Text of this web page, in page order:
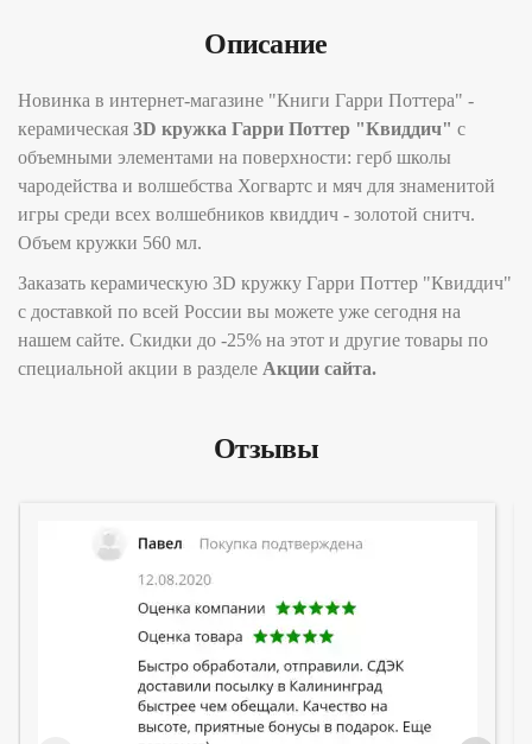
Описание
Новинка в интернет-магазине "Книги Гарри Поттера" -
керамическая 3D кружка Гарри Поттер "Квиддич" с
объемными элементами на поверхности: герб школы
чародейства и волшебства Хогвартс и мяч для знаменитой
игры среди всех волшебников квиддич - золотой снитч.
Объем кружки 560 мл.
Заказать керамическую 3D кружку Гарри Поттер "Квиддич"
с доставкой по всей России вы можете уже сегодня на
нашем сайте. Скидки до -25% на этот и другие товары по
специальной акции в разделе Акции сайта.
Отзывы